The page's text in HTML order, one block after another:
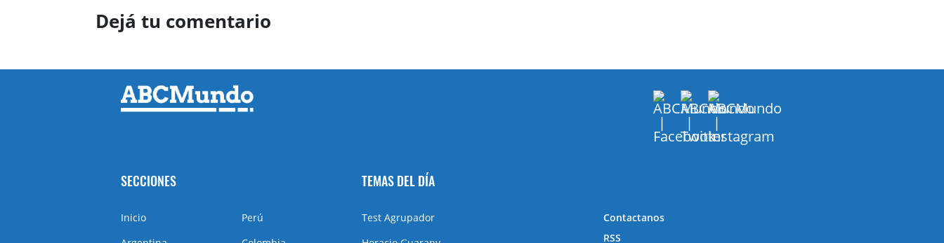
Dejá tu comentario
SECCIONES
Inicio
Perú
TEMAS DEL DÍA
Test Agrupador
Contactanos
RSS